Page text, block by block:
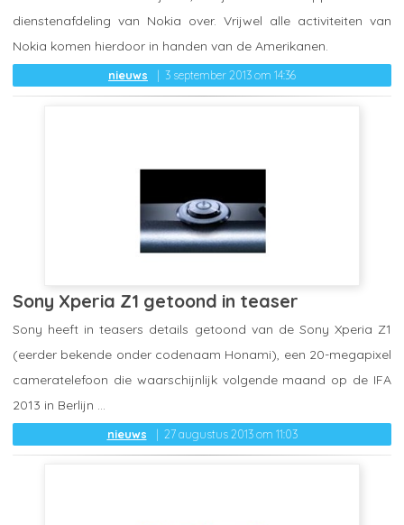
nieuws 3 september 2013 om 14:36
dienstenafdeling van Nokia over. Vrijwel alle activiteiten van
Nokia komen hierdoor in handen van de Amerikanen.
Sony Xperia Z1 getoond in teaser
nieuws 27 augustus 2013 om 11:03
Sony heeft in teasers details getoond van de Sony Xperia Z1
(eerder bekende onder codenaam Honami), een 20-megapixel
cameratelefoon die waarschijnlijk volgende maand op de IFA
2013 in Berlijn ...